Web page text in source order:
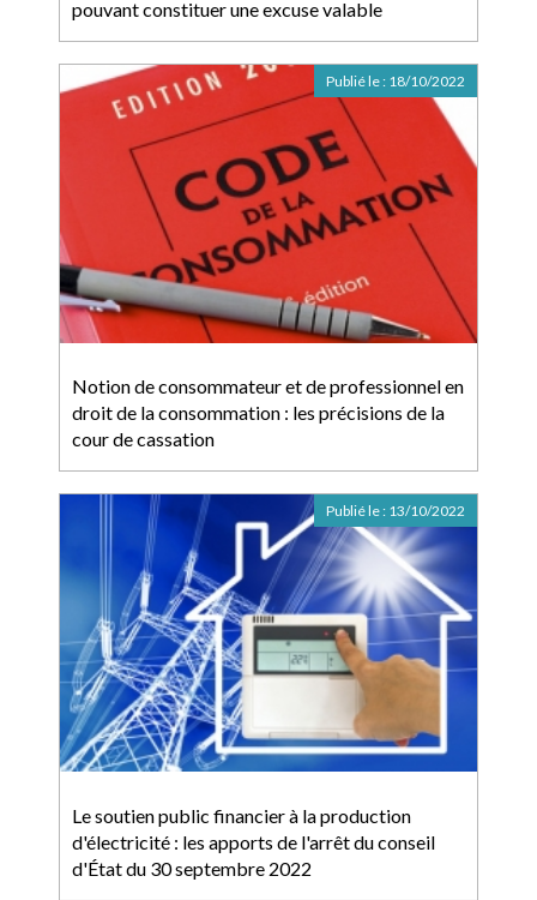
pouvant constituer une excuse valable
Notion de consommateur et de professionnel en
droit de la consommation : les précisions de la
cour de cassation
Publié le : 18/10/2022
Le soutien public financier à la production
d'électricité : les apports de l'arrêt du conseil
d'État du 30 septembre 2022
Publié le : 13/10/2022